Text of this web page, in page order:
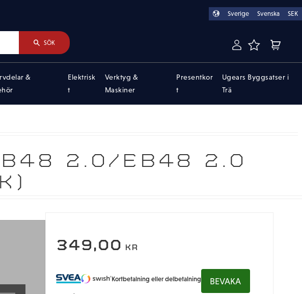
Sverige Svenska SEK
SÖK FAVORITER
&
Elektrisk
t
Verktyg &
Maskiner
Presentkor
t
Ugears Byggsatser i
Trä
2.0/EB48 2.0
349,00 KR
Kortbetalning eller delbetalning BEVAKA